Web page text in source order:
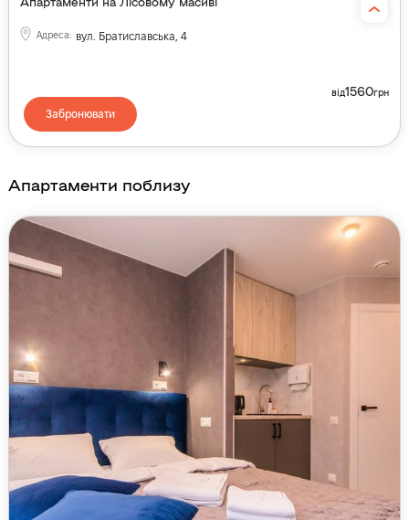
Адреса: вул. Братиславська, 4
від1560грн
Забронювати
Апартаменти поблизу